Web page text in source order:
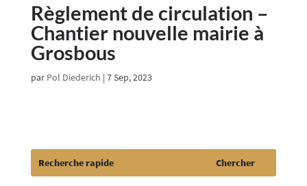
Règlement de circulation –
Chantier nouvelle mairie à
Grosbous
par Pol Diederich | 7 Sep, 2023